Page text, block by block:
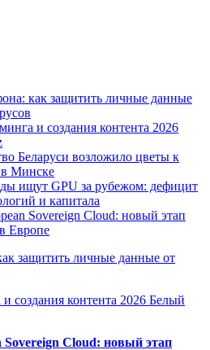
как защитить личные данные
и создания контента 2026
Беларуси возложило цветы к
Минске
ищут GPU за рубежом: дефицит
и капитала
Sovereign Cloud: новый этап
Европе
защитить личные данные от
создания контента 2026 Белый
Sovereign Cloud: новый этап